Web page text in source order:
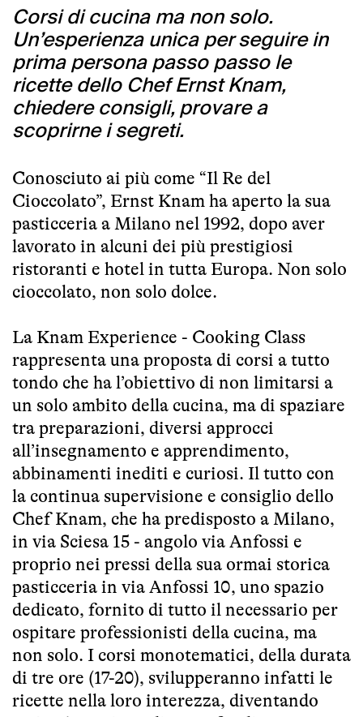
Corsi di cucina ma non solo.
Un’esperienza unica per seguire in
prima persona passo passo le
ricette dello Chef Ernst Knam,
chiedere consigli, provare a
scoprirne i segreti.
Conosciuto ai più come “Il Re del
Cioccolato”, Ernst Knam ha aperto la sua
pasticceria a Milano nel 1992, dopo aver
lavorato in alcuni dei più prestigiosi
ristoranti e hotel in tutta Europa. Non solo
cioccolato, non solo dolce.
La Knam Experience - Cooking Class
rappresenta una proposta di corsi a tutto
tondo che ha l’obiettivo di non limitarsi a
un solo ambito della cucina, ma di spaziare
tra preparazioni, diversi approcci
all’insegnamento e apprendimento,
abbinamenti inediti e curiosi. Il tutto con
la continua supervisione e consiglio dello
Chef Knam, che ha predisposto a Milano,
in via Sciesa 15 - angolo via Anfossi e
proprio nei pressi della sua ormai storica
pasticceria in via Anfossi 10, uno spazio
dedicato, fornito di tutto il necessario per
ospitare professionisti della cucina, ma
non solo. I corsi monotematici, della durata
di tre ore (17-20), svilupperanno infatti le
ricette nella loro interezza, diventando